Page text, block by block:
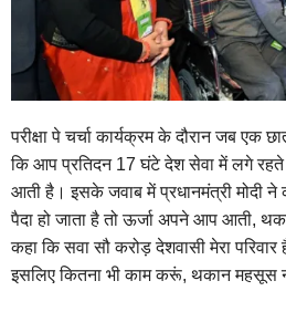
परीक्षा पे चर्चा कार्यक्रम के दौरान जब एक
कि आप प्रतिदन 17 घंटे देश सेवा में लगे
आती है। इसके जवाब में प्रधानमंत्री मोदी
पैदा हो जाता है तो ऊर्जा अपने आप आती,
कहा कि सवा सौ करोड़ देशवासी मेरा
इसलिए कितना भी काम करूं, थकान महसूस